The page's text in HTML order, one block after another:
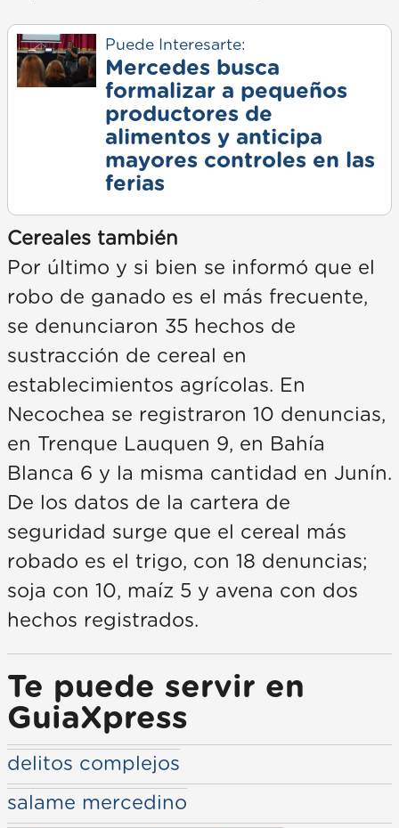
Puede Interesarte:
Mercedes busca
formalizar a pequeños
productores de
alimentos y anticipa
mayores controles en las
ferias
Cereales también
Por último y si bien se informó que el
robo de ganado es el más frecuente,
se denunciaron 35 hechos de
sustracción de cereal en
establecimientos agrícolas. En
Necochea se registraron 10 denuncias,
en Trenque Lauquen 9, en Bahía
Blanca 6 y la misma cantidad en Junín.
De los datos de la cartera de
seguridad surge que el cereal más
robado es el trigo, con 18 denuncias;
soja con 10, maíz 5 y avena con dos
hechos registrados.
Te puede servir en
GuiaXpress
delitos complejos
salame mercedino